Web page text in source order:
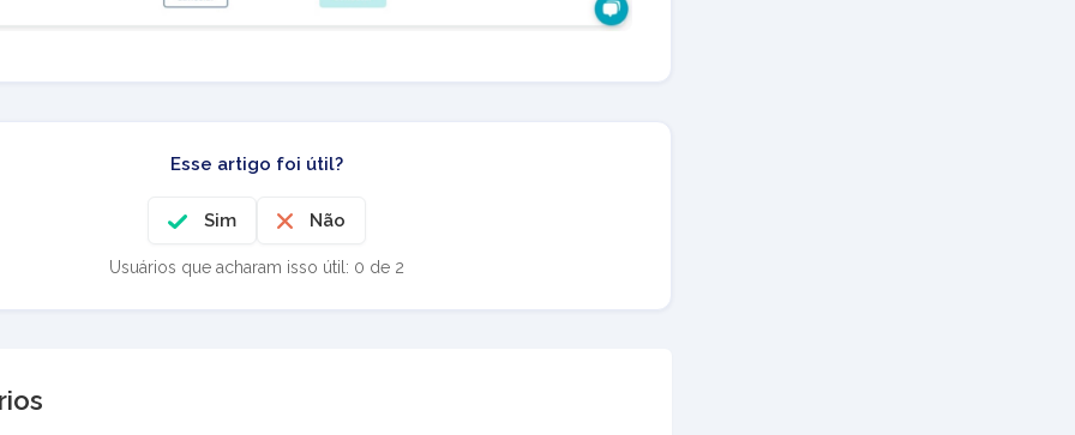
Esse artigo foi útil?
Sim Não
Usuários que acharam isso útil: 0 de 2